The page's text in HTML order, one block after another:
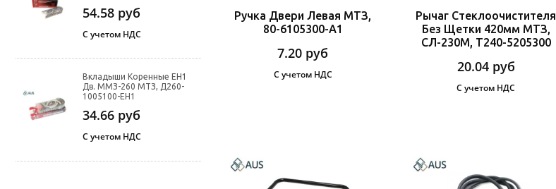
54.58 руб
С учетом НДС
Вкладыши Коренные ЕН1
Дв. ММЗ-260 МТЗ, Д260-
1005100-ЕН1
34.66 руб
С учетом НДС
Ручка Двери Левая МТЗ,
80-6105300-А1
7.20 руб
С учетом НДС
Рычаг Стеклоочистителя
Без Щетки 420мм МТЗ,
СЛ-230М, Т240-5205300
20.04 руб
С учетом НДС